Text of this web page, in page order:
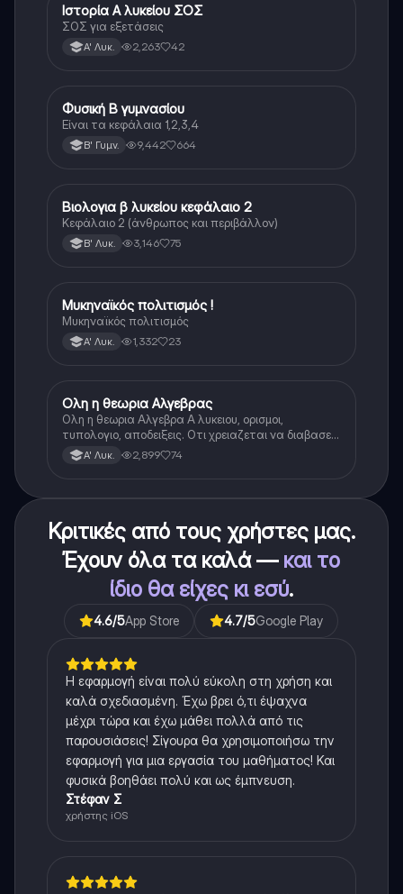
Ιστορία
Ιστορία Α λυκείου ΣΟΣ
ΣΟΣ για εξετάσεις
Α' Λυκ. 2,263 42
Φυσική
Φυσική Β γυμνασίου
Είναι τα κεφάλαια 1,2,3,4
Β' Γυμν. 9,442 664
Βιολογία
Βιολογια β λυκείου κεφάλαιο 2
Κεφάλαιο 2 (άνθρωπος και περιβάλλον)
Β' Λυκ. 3,146 75
Ιστορία
Μυκηναϊκός πολιτισμός !
Μυκηναϊκός πολιτισμός
Α' Λυκ. 1,332 23
Μαθηματικά
Ολη η θεωρια Αλγεβρας
Ολη η θεωρια Αλγεβρα Α λυκειου, ορισμοι,
τυπολογιο, αποδειξεις. Οτι χρειαζεται να διαβασεις
για το θεωρητικο κομματι της αλγεβρας.
Α' Λυκ. 2,899 74
Κριτικές από τους χρήστες μας.
Έχουν όλα τα καλά — και το
ίδιο θα είχες κι εσύ.
4.6/5App Store 4.7/5Google Play
Η εφαρμογή είναι πολύ εύκολη στη χρήση και
καλά σχεδιασμένη. Έχω βρει ό,τι έψαχνα
μέχρι τώρα και έχω μάθει πολλά από τις
παρουσιάσεις! Σίγουρα θα χρησιμοποιήσω την
εφαρμογή για μια εργασία του μαθήματος! Και
φυσικά βοηθάει πολύ και ως έμπνευση.
Στέφαν Σ
χρήστης iOS